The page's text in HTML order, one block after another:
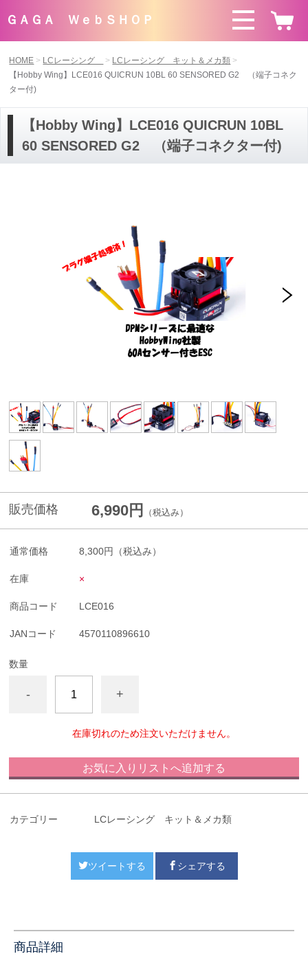
ＧＡＧＡ ＷｅｂＳＨＯＰ
HOME LCレーシング
LCレーシング キット＆メカ類
【Hobby Wing】LCE016 QUICRUN 10BL 60 SENSORED G2 （端子コネク
ター付)
【Hobby Wing】LCE016 QUICRUN 10BL
60 SENSORED G2 （端子コネクター付)
販売価格 6,990円 （税込み）
通常価格 8,300円 （税込み）
在庫 ×
商品コード LCE016
JANコード 4570110896610
数量
- +
在庫切れのため注文いただけません。
お気に入りリストへ追加する
カテゴリー LCレーシング キット＆メカ類
ツイートする シェアする
商品詳細